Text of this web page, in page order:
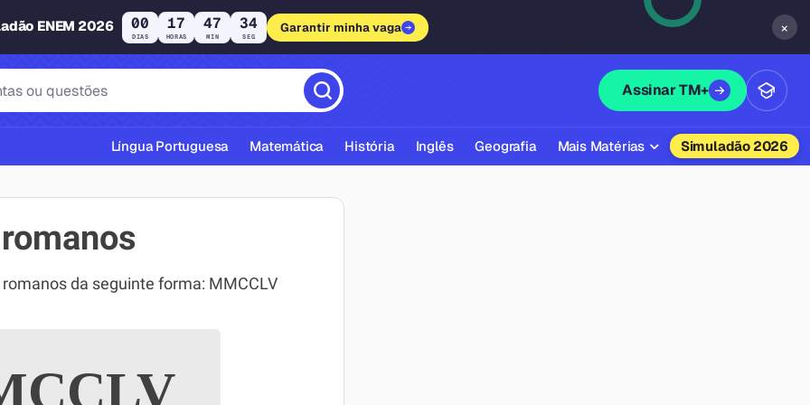
ENEM 2026 00
DIAS
17
HORAS
47
MIN
33
SEG
Garantir minha vaga ×
Assinar TM+
ABNT
Língua Portuguesa Matemática História Inglês Geografia Mais Matérias Simuladão 2026
da seguinte forma: MMCCLV